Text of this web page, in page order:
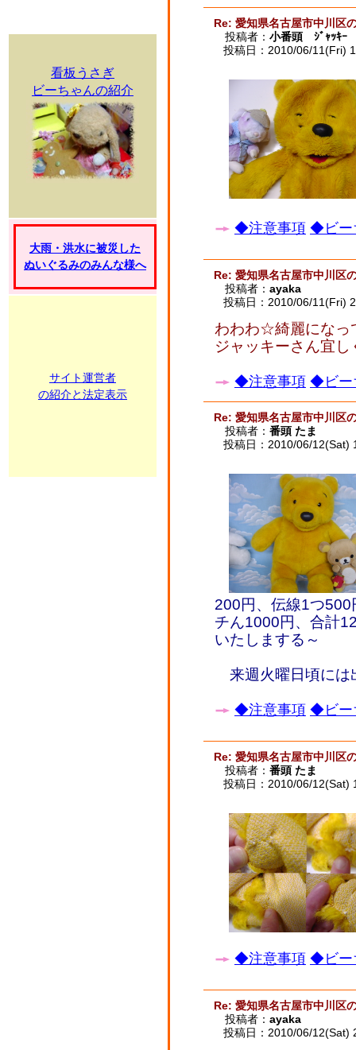
看板うさぎ
ビーちゃんの紹介
大雨・洪水に被災した
ぬいぐるみのみんな様へ
サイト運営者
の紹介と法定表示
Re: 愛知県名古屋市中川区
投稿者： 小番頭 ｼﾞｬｯｷｰ
投稿日：2010/06/11(Fri)
◆注意事項 ◆ビー
Re: 愛知県名古屋市中川区
投稿者： ayaka
投稿日：2010/06/11(Fri)
わわわ☆綺麗になっ
ジャッキーさん宜
◆注意事項 ◆ビー
Re: 愛知県名古屋市中川区
投稿者： 番頭 たま
投稿日：2010/06/12(Sat)
200円、伝線1つ
チん1000円、合計
いたしまする～
来週火曜日頃には
◆注意事項 ◆ビー
Re: 愛知県名古屋市中川区
投稿者： 番頭 たま
投稿日：2010/06/12(Sat)
◆注意事項 ◆ビー
Re: 愛知県名古屋市中川区
投稿者： ayaka
投稿日：2010/06/12(Sat)